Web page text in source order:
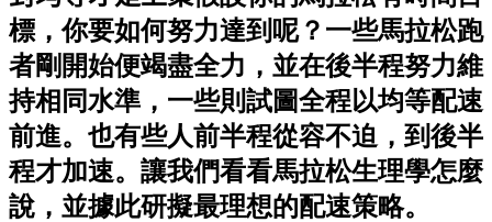
標，你要如何努力達到呢？一些馬拉松跑
者剛開始便竭盡全力，並在後半程努力維
持相同水準，一些則試圖全程以均等配速
前進。也有些人前半程從容不迫，到後半
程才加速。讓我們看看馬拉松生理學怎麼
說，並據此研擬最理想的配速策略。